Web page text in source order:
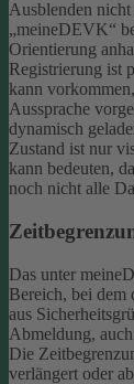
Ausblenden
„meineDEVK“
Orientierung
Registrierung ist
kann
Aussprache
dynamisch
Zustand ist nur
kann bedeuten,
noch nicht alle
Das unter
Bereich, bei dem
aus
Abmeldung,
Die
verlängert oder